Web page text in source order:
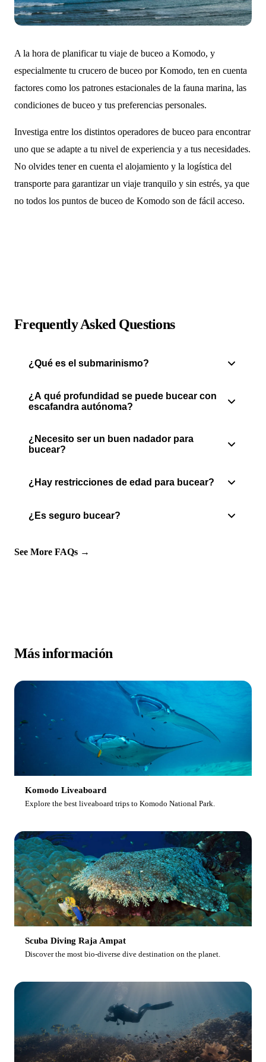
A la hora de planificar tu viaje de buceo a Komodo, y
especialmente tu crucero de buceo por Komodo, ten en cuenta
factores como los patrones estacionales de la fauna marina, las
condiciones de buceo y tus preferencias personales.
Investiga entre los distintos operadores de buceo para encontrar
uno que se adapte a tu nivel de experiencia y a tus necesidades.
No olvides tener en cuenta el alojamiento y la logística del
transporte para garantizar un viaje tranquilo y sin estrés, ya que
no todos los puntos de buceo de Komodo son de fácil acceso.
Frequently Asked Questions
¿Qué es el submarinismo?
¿A qué profundidad se puede bucear con
escafandra autónoma?
¿Necesito ser un buen nadador para
bucear?
¿Hay restricciones de edad para bucear?
¿Es seguro bucear?
See More FAQs →
Más información
Komodo Liveaboard
Explore the best liveaboard trips to Komodo National Park.
Scuba Diving Raja Ampat
Discover the most bio-diverse dive destination on the planet.